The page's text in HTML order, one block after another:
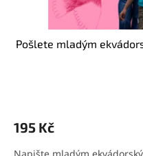
Pošlete mladým
195 Kč